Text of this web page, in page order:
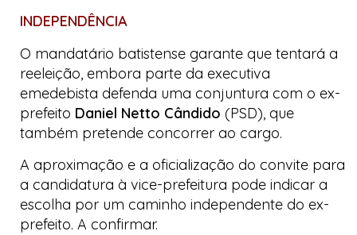
INDEPENDÊNCIA
O mandatário batistense garante que tentará a
reeleição, embora parte da executiva
emedebista defenda uma conjuntura com o ex-
prefeito Daniel Netto Cândido (PSD), que
também pretende concorrer ao cargo.
A aproximação e a oficialização do convite para
a candidatura à vice-prefeitura pode indicar a
escolha por um caminho independente do ex-
prefeito. A confirmar.